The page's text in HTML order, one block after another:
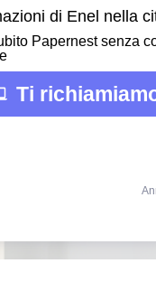
di Enel nella
Papernest senza
Ti